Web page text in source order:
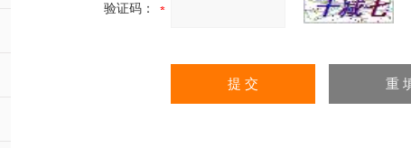
验证码：